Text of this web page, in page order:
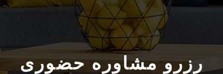
رزرو مشاوره حضوری